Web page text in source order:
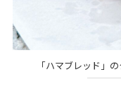
「ハマブレッド」